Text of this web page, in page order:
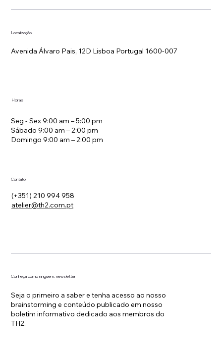
Localização
Avenida Álvaro Pais, 12D Lisboa Portugal 1600-007
Horas
Seg - Sex 9:00 am – 5:00 pm
Sábado 9:00 am – 2:00 pm
Domingo 9:00 am – 2:00 pm
Contato
(+351) 210 994 958
atelier@th2.com.pt
Conheça como ninguém: newsletter
Seja o primeiro a saber e tenha acesso ao nosso
brainstorming e conteúdo publicado em nosso
boletim informativo dedicado aos membros do
TH2.